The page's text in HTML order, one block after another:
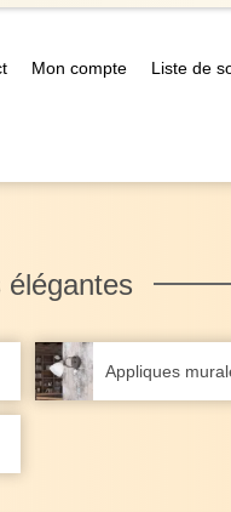
Mon compte Liste de
Appliques